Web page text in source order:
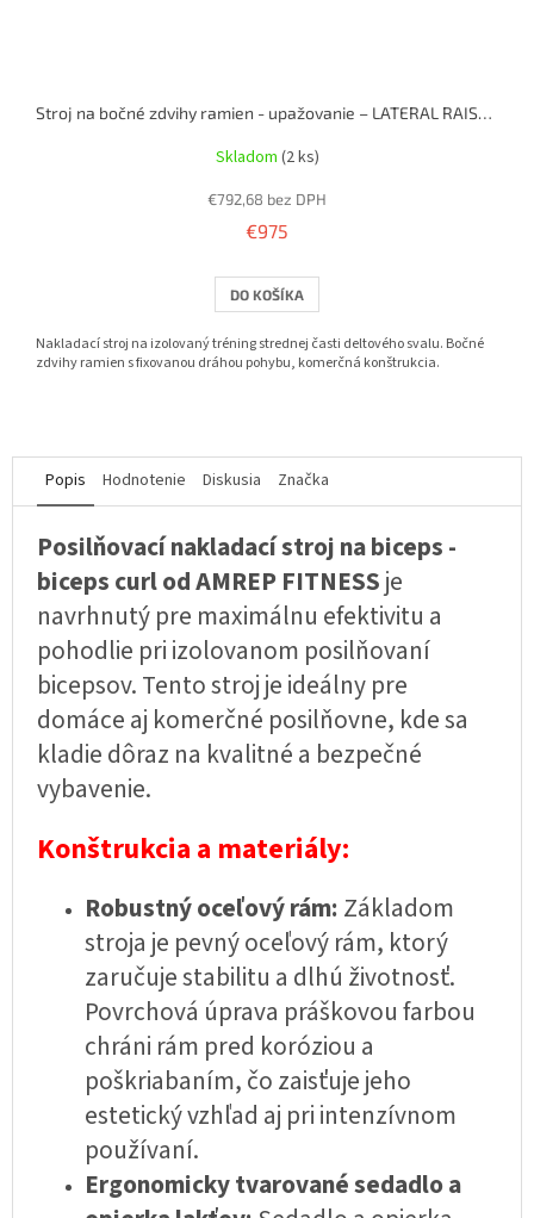
Stroj na bočné zdvihy ramien - upažovanie – LATERAL RAISE MACHINE (nakladací)
Skladom (2 ks)
€792,68 bez DPH
€975
DO KOŠÍKA
Nakladací stroj na izolovaný tréning strednej časti deltového svalu. Bočné
zdvihy ramien s fixovanou dráhou pohybu, komerčná konštrukcia.
Popis Hodnotenie Diskusia Značka
Posilňovací nakladací stroj na biceps -
biceps curl od AMREP FITNESSje
navrhnutý pre maximálnu efektivitu a
pohodlie pri izolovanom posilňovaní
bicepsov. Tento stroj je ideálny pre
domáce aj komerčné posilňovne, kde sa
kladie dôraz na kvalitné a bezpečné
vybavenie.
Konštrukcia a materiály:
Robustný oceľový rám: Základom
stroja je pevný oceľový rám, ktorý
zaručuje stabilitu a dlhú životnosť.
Povrchová úprava práškovou farbou
chráni rám pred koróziou a
poškriabaním, čo zaisťuje jeho
estetický vzhľad aj pri intenzívnom
používaní.
Ergonomicky tvarované sedadlo a